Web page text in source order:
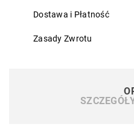
Dostawa i Płatność
Zasady Zwrotu